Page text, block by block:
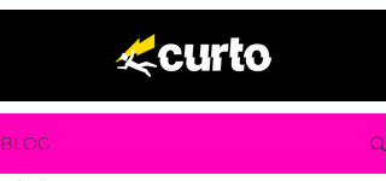
BLOG